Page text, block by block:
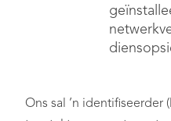
Ons sal ’n identifiseerder